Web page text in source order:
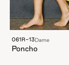
061R-13Dame
Poncho